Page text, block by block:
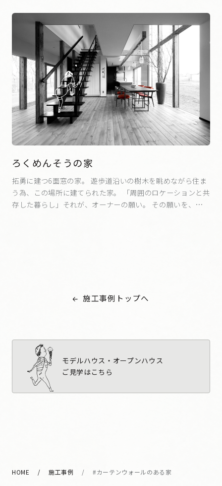
ろくめんそうの家
拓勇に建つ6面窓の家。 遊歩道沿いの樹木を眺めながら住ま
う為、この場所に建てられた家。 「周囲のロケーションと共
存した暮らし」それが、オーナーの願い。 その願いを、ダイ
施工事例トップへ
モデルハウス・オープンハウス
ご見学はこちら
HOME 施工事例 #カーテンウォールのある家